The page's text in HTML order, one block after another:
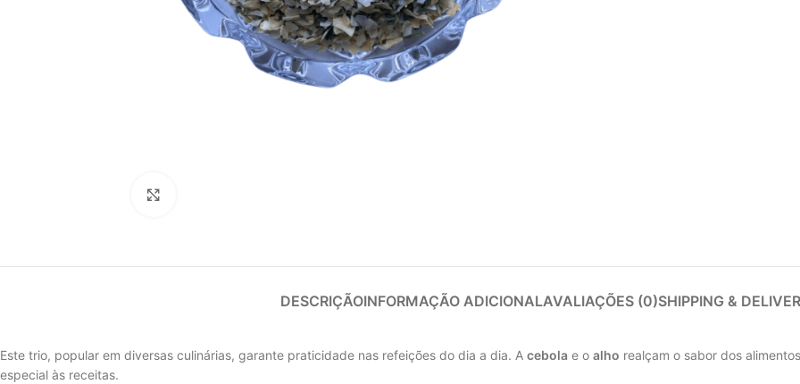
DESCRIÇÃOINFORMAÇÃO ADICIONALAVALIAÇÕES (0)SHIPPING &
Este trio, popular em diversas culinárias, garante praticidade nas refeições do dia a dia. A cebola e o alho realçam o sabor dos
especial às receitas.